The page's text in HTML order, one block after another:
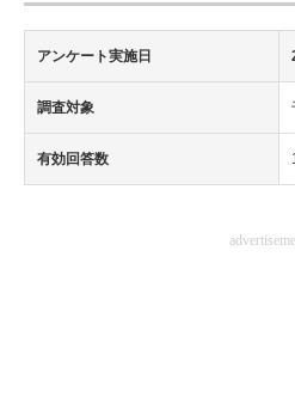
建設×テクノロジーの最前線
ちょっと気になるネットの話題
アンケート実施日
調査対象
有効回答数